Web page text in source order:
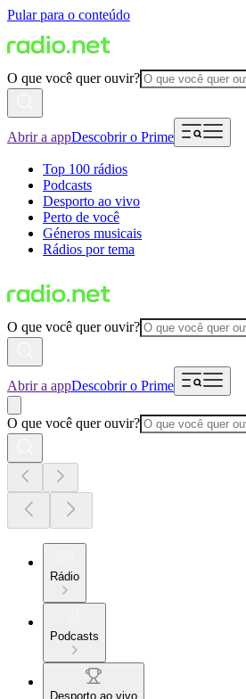
Pular para o conteúdo
O que você quer ouvir?
Abrir a appDescobrir o Prime
Top 100 rádios
Podcasts
Desporto ao vivo
Perto de você
Géneros musicais
Rádios por tema
O que você quer ouvir?
Abrir a appDescobrir o Prime
O que você quer ouvir?
Rádio
Podcasts
Desporto ao vivo